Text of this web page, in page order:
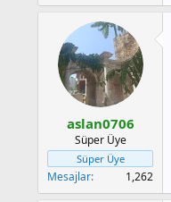
aslan0706
Süper Üye
Süper Üye
Mesajlar 1,262